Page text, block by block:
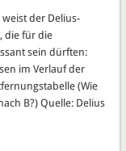
der Delius-
die für die
sein dürften:
im Verlauf der
(Wie
B?) Quelle: Delius